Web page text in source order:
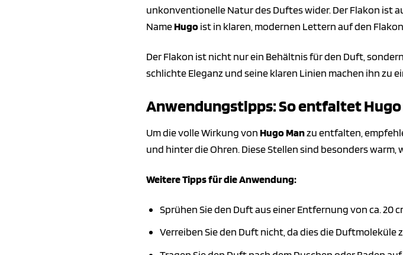
unkonventionelle Natur des Duftes wider. Der Flakon ist
NameHugoist in klaren, modernen Lettern auf den
Der Flakon ist nicht nur ein Behältnis für den Duft,
schlichte Eleganz und seine klaren Linien machen ihn zu
Anwendungstipps: So entfaltet
Um die volle Wirkung vonHugo Manzu entfalten,
und hinter die Ohren. Diese Stellen sind besonders
Weitere Tipps für die Anwendung:
Sprühen Sie den Duft aus einer Entfernung von ca. 20
Verreiben Sie den Duft nicht, da dies die Duftmoleküle